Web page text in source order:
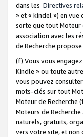
dans les Directives
» et « kindel ») en
sorte que tout Moteur
association avec les
de Recherche
(f) Vous vous
Kindle » ou toute
vous pouvez
mots-clés sur tout
Moteur de Recherche
Moteurs de
naturels, gratuits,
vers votre site, et non